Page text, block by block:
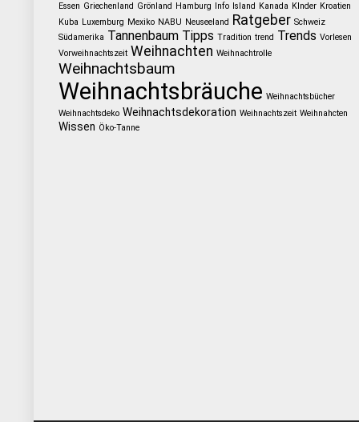
Essen Griechenland Grönland Hamburg Info Island Kanada KInder Kroatien
Kuba Luxemburg Mexiko NABU Neuseeland Ratgeber Schweiz
Südamerika Tannenbaum Tipps Tradition trend Trends Vorlesen
Vorweihnachtszeit Weihnachten Weihnachtrolle
Weihnachtsbaum
Weihnachtsbräuche Weihnachtsbücher
Weihnachtsdeko Weihnachtsdekoration Weihnachtszeit Weihnahcten
Wissen Öko-Tanne